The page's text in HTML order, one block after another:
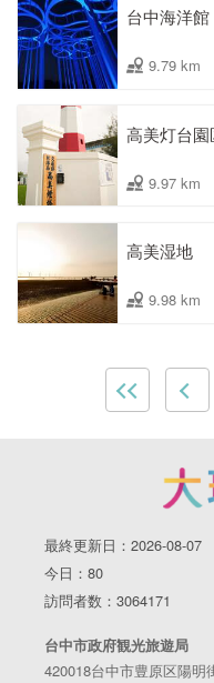
台中海洋館
9.79 km
高美灯台園
9.97 km
高美湿地
9.98 km
最終更新日：2026-08-07
今日：80
訪問者数：3064171
台中市政府観光旅遊局
420018台中市豊原区陽明